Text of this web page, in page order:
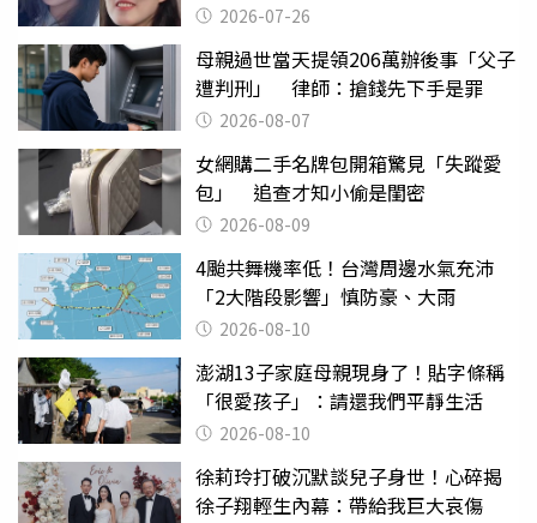
2026-07-26
母親過世當天提領206萬辦後事「父子
遭判刑」 律師：搶錢先下手是罪
2026-08-07
女網購二手名牌包開箱驚見「失蹤愛
包」 追查才知小偷是閨密
2026-08-09
4颱共舞機率低！台灣周邊水氣充沛
「2大階段影響」慎防豪、大雨
2026-08-10
澎湖13子家庭母親現身了！貼字條稱
「很愛孩子」：請還我們平靜生活
2026-08-10
徐莉玲打破沉默談兒子身世！心碎揭
徐子翔輕生內幕：帶給我巨大哀傷